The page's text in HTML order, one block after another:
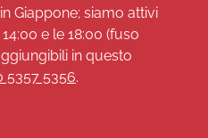
Giappone; siamo attivi
e le 18:00 (fuso
in questo
5357 5356.